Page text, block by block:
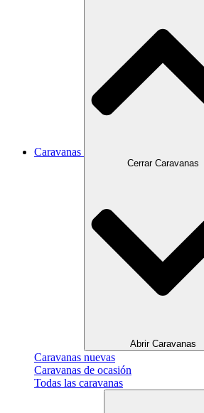
Caravanas
Cerrar Caravanas
Abrir Caravanas
Caravanas nuevas
Caravanas de ocasión
Todas las caravanas